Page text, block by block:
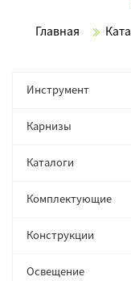
Главная
Инструмент
Карнизы
Каталоги
Комплектующие
Конструкции
Освещение